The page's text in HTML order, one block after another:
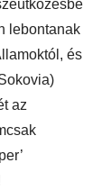
lebontanak
és
az